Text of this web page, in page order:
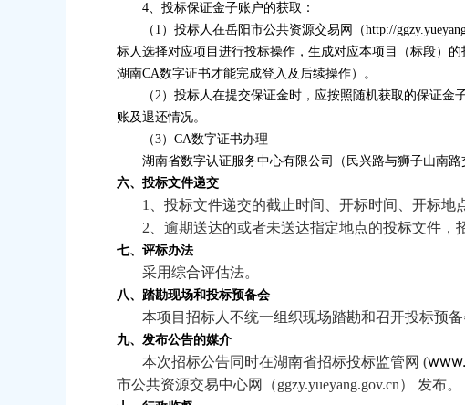
4、投标保证金子账户的获取：
（ 1 ）投标人在岳阳市公共资源交易网（http://
标人选择对应项目进行投标操作，生成对应本项目（标段）
湖南CA数字证书才能完成登入及后续操作）。
（2）投标人在提交保证金时，应按照随机获取的保证金
账及退还情况。
（3） CA数字证书办理
湖南省数字认证服务中心有限公司（民兴路与狮子山南路
六、投标文件递交
1
投标文件递交的截止时间、开标时间、开标地
2
逾期送达的或者未送达指定地点的投标文件，
七、评标办法
采用综合评估法。
八、踏勘现场和投标预备会
本项目招标人不统一组织现场踏勘和召开投标预备
九、发布公告的媒介
本次招标公告同时在湖南省招标投标监管网 (
市公共资源交易中心网（ggzy.yueyang.gov.cn） 发布。